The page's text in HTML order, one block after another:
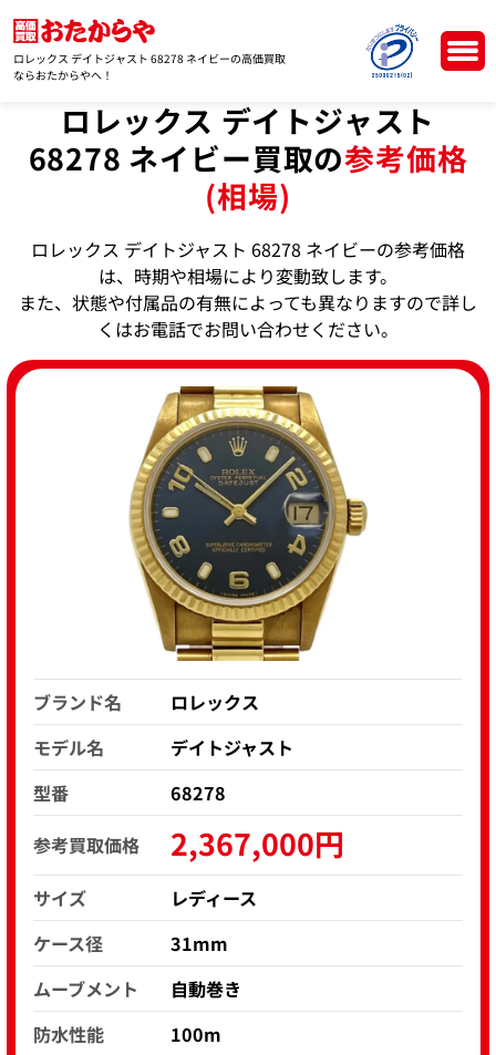
ロレックス デイトジャスト 68278 ネイビーの高価買取
ならおたからやへ！
ロレックス デイトジャスト
68278 ネイビー買取の参考価格
(相場)
ロレックス デイトジャスト 68278 ネイビーの参考価格
は、時期や相場により変動致します。
また、状態や付属品の有無によっても異なりますので詳し
くはお電話でお問い合わせください。
ブランド名
ロレックス
モデル名
デイトジャスト
型番
68278
参考買取価格
2,367,000円
サイズ
レディース
ケース径
31mm
ムーブメント
自動巻き
防水性能
100m